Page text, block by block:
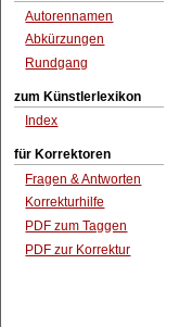
Autorennamen
Abkürzungen
Rundgang
zum Künstlerlexikon
Index
für Korrektoren
Fragen & Antworten
Korrekturhilfe
PDF zum Taggen
PDF zur Korrektur